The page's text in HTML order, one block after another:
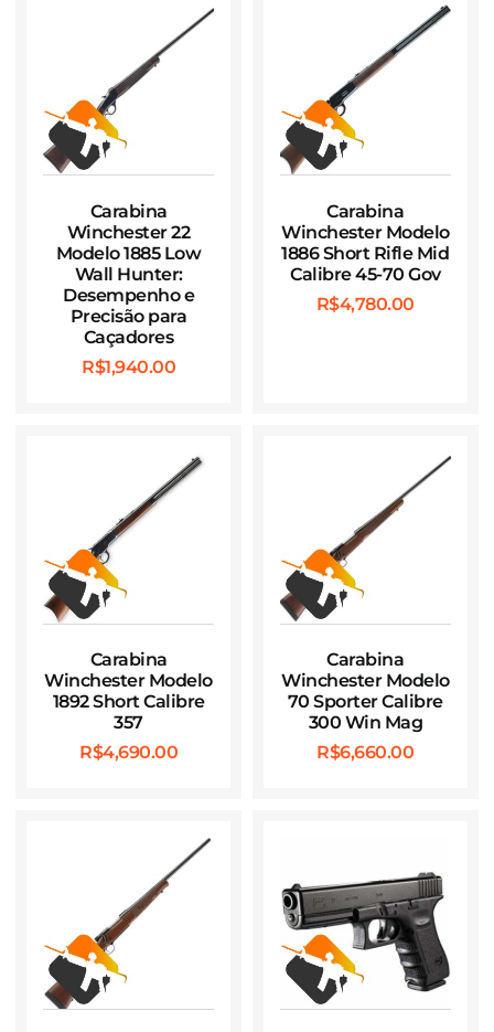
Carabina
Winchester 22
Modelo 1885 Low
Wall Hunter:
Desempenho e
Precisão para
Caçadores
R$1,940.00
Carabina
Winchester Modelo
1886 Short Rifle Mid
Calibre 45-70 Gov
R$4,780.00
Carabina
Winchester Modelo
1892 Short Calibre
357
R$4,690.00
Carabina
Winchester Modelo
70 Sporter Calibre
300 Win Mag
R$6,660.00